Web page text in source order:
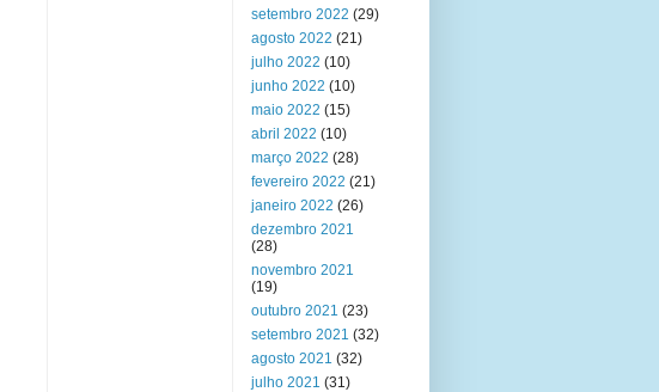
setembro 2022 (29)
agosto 2022 (21)
julho 2022 (10)
junho 2022 (10)
maio 2022 (15)
abril 2022 (10)
março 2022 (28)
fevereiro 2022 (21)
janeiro 2022 (26)
dezembro 2021
(28)
novembro 2021
(19)
outubro 2021 (23)
setembro 2021 (32)
agosto 2021 (32)
julho 2021 (31)